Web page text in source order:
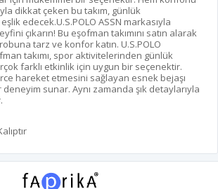
dikkat çeken bu takım, günlük
edecek.U.S.POLO ASSN markasıyla
çıkarın! Bu eşofman takımını satın alarak
tarz ve konfor katın. U.S.POLO
takımı, spor aktivitelerinden günlük
farklı etkinlik için uygun bir seçenektir.
hareket etmesini sağlayan esnek bejaşı
sunar. Aynı zamanda şık detaylarıyla
SİPARİŞ VER